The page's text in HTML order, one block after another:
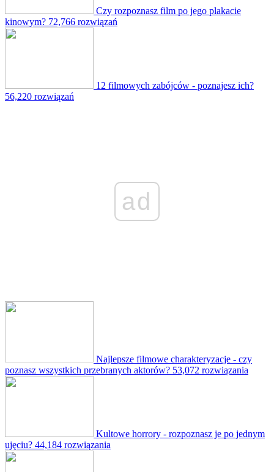
Czy rozpoznasz film po jego plakacie
kinowym? 72,766 rozwiązań
12 filmowych zabójców - poznajesz ich?
56,220 rozwiązań
ad
Najlepsze filmowe charakteryzacje - czy
poznasz wszystkich przebranych aktorów? 53,072 rozwiązania
Kultowe horrory - rozpoznasz je po jednym
ujęciu? 44,184 rozwiązania